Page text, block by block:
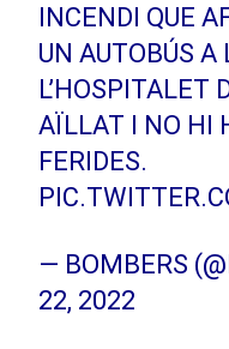
INCENDI QUE
UN AUTOBÚS A
L’HOSPITALET
AÏLLAT I NO HI
FERIDES.
— BOMBERS
22, 2022